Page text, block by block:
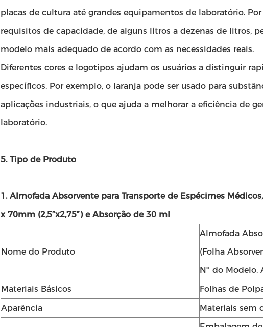
placas de cultura até grandes equipamentos de laboratório.
requisitos de capacidade, de alguns litros a dezenas de litros,
modelo mais adequado de acordo com as necessidades reais.
Diferentes cores e logotipos ajudam os usuários a distinguir
específicos. Por exemplo, o laranja pode ser usado para
aplicações industriais, o que ajuda a melhorar a eficiência de
laboratório.
5. Tipo de Produto
1. Almofada Absorvente para Transporte de Espécimes
x 70mm (2,5”x2,75”) e Absorção de 30 ml
Nome do Produto
Almofada
(Folha
Nº do Modelo.
Materiais Básicos
Folhas de
Aparência
Materiais sem